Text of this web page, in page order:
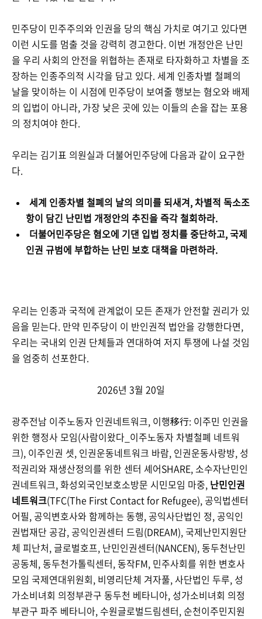
민주당이 민주주의와 인권을 당의 핵심 가치로 여기고 있다면
이런 시도를 멈출 것을 강력히 경고한다. 이번 개정안은 난민
을 우리 사회의 안전을 위협하는 존재로 타자화하고 차별을 조
장하는 인종주의적 시각을 담고 있다. 세계 인종차별 철폐의
날을 맞이하는 이 시점에 민주당이 보여줄 행보는 혐오와 배제
의 입법이 아니라, 가장 낮은 곳에 있는 이들의 손을 잡는 포용
의 정치여야 한다.
우리는 김기표 의원실과 더불어민주당에 다음과 같이 요구한
다.
세계 인종차별 철폐의 날의 의미를 되새겨, 차별적 독소조
항이 담긴 난민법 개정안의 추진을 즉각 철회하라.
더불어민주당은 혐오에 기댄 입법 정치를 중단하고, 국제
인권 규범에 부합하는 난민 보호 대책을 마련하라.
우리는 인종과 국적에 관계없이 모든 존재가 안전할 권리가 있
음을 믿는다. 만약 민주당이 이 반인권적 법안을 강행한다면,
우리는 국내외 인권 단체들과 연대하여 저지 투쟁에 나설 것임
을 엄중히 선포한다.
2026년 3월 20일
광주전남 이주노동자 인권네트워크, 이행移行: 이주민 인권을
위한 행정사 모임(사람이왔다_이주노동자 차별철폐 네트워
크), 이주인권 셋, 인권운동네트워크 바람, 인권운동사랑방, 성
적권리와 재생산정의를 위한 센터 셰어SHARE, 소수자난민인
권네트워크, 화성외국인보호소방문 시민모임 마중, 난민인권
네트워크(TFC(The First Contact for Refugee), 공익법센터
어필, 공익변호사와 함께하는 동행, 공익사단법인 정, 공익인
권법재단 공감, 공익인권센터 드림(DREAM), 국제난민지원단
체 피난처, 글로벌호프, 난민인권센터(NANCEN), 동두천난민
공동체, 동두천가톨릭센터, 동작FM, 민주사회를 위한 변호사
모임 국제연대위원회, 비영리단체 겨자풀, 사단법인 두루, 성
가소비녀회 의정부관구 동두천 베타니아, 성가소비녀회 의정
부관구 파주 베타니아, 수원글로벌드림센터, 순천이주민지원